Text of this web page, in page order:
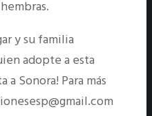
y su familia
adopte a esta
Sonora! Para más